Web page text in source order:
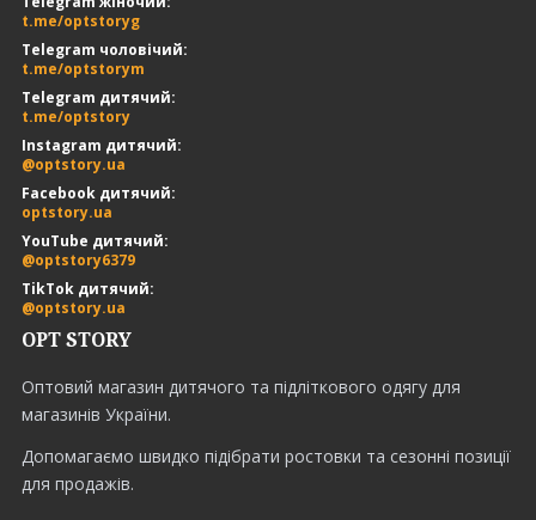
OPT STORY
Оптовий магазин дитячого та підліткового одягу для
магазинів України.
Допомагаємо швидко підібрати ростовки та сезонні позиції
для продажів.
t.me/optstoryg
Telegram чоловічий:
t.me/optstorym
Telegram дитячий:
t.me/optstory
Instagram дитячий:
@optstory.ua
Facebook дитячий:
optstory.ua
YouTube дитячий:
@optstory6379
TikTok дитячий:
@optstory.ua